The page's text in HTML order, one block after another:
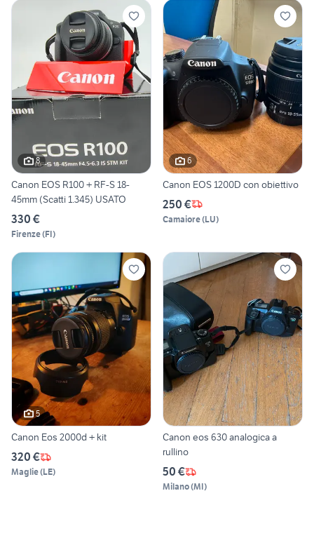
8
Canon EOS R100 + RF-S 18-
45mm (Scatti 1.345) USATO
330 €
Firenze(FI)
6
Canon EOS 1200D con obiettivo
250 €
Camaiore(LU)
5
Canon Eos 2000d + kit
320 €
Maglie(LE)
Canon eos 630 analogica a
rullino
50 €
Milano(MI)